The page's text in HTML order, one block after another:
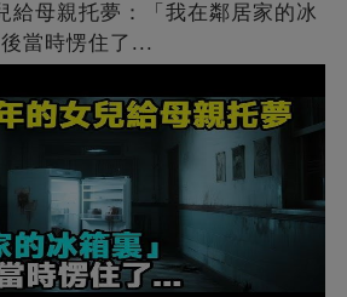
給母親托夢：「我在鄰居家的冰
當時愣住了...